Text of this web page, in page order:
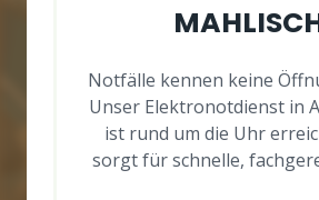
Notfälle kennen keine
Unser Elektronotdienst in
ist rund um die Uhr
sorgt für schnelle,